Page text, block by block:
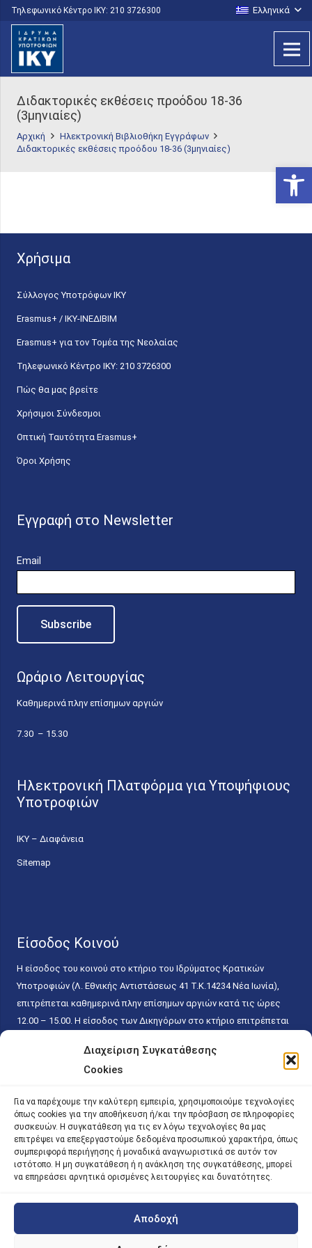
Διαχείριση Συγκατάθεσης
Cookies
Για να παρέχουμε την καλύτερη εμπειρία, χρησιμοποιούμε τεχνολογίες
όπως cookies για την αποθήκευση ή/και την πρόσβαση σε πληροφορίες
συσκευών. Η συγκατάθεση για τις εν λόγω τεχνολογίες θα μας
επιτρέψει να επεξεργαστούμε δεδομένα προσωπικού χαρακτήρα, όπως
συμπεριφορά περιήγησης ή μοναδικά αναγνωριστικά σε αυτόν τον
ιστότοπο. Η μη συγκατάθεση ή η ανάκληση της συγκατάθεσης, μπορεί
να επηρεάσει αρνητικά ορισμένες λειτουργίες και δυνατότητες.
Αποδοχή
Τηλεφωνικό Κέντρο IKY: 210 3726300 Ελληνικά
Διδακτορικές εκθέσεις προόδου 18-36
(3μηνιαίες)
Αρχική
Ηλεκτρονική Βιβλιοθήκη Εγγράφων
Διδακτορικές εκθέσεις προόδου 18-36 (3μηνιαίες)
Χρήσιμα
Σύλλογος Υποτρόφων ΙΚΥ
Erasmus+ / ΙΚΥ-ΙΝΕΔΙΒΙΜ
Erasmus+ για τον Τομέα της Νεολαίας
Τηλεφωνικό Κέντρο IKY: 210 3726300
Πώς θα μας βρείτε
Χρήσιμοι Σύνδεσμοι
Οπτική Ταυτότητα Erasmus+
Όροι Χρήσης
Εγγραφή στο Newsletter
Email
Ωράριο Λειτουργίας
Καθημερινά πλην επίσημων αργιών
7.30 – 15.30
Ηλεκτρονική Πλατφόρμα για Υποψήφιους
Υποτροφιών
ΙΚΥ – Διαφάνεια
Sitemap
Είσοδος Κοινού
Η είσοδος του κοινού στο κτήριο του Ιδρύματος Κρατικών
Υποτροφιών (Λ. Εθνικής Αντιστάσεως 41 T.K.14234 Νέα Ιωνία),
επιτρέπεται καθημερινά πλην επίσημων αργιών κατά τις ώρες
12.00 – 15.00. Η είσοδος των Δικηγόρων στο κτήριο επιτρέπεται
κάθε εργάσιμη ημέρα και ώρα χωρίς κανέναν χρονικό ή άλλο
περιορισμό. Η είσοδος του κοινού ειδικά στο γραφείο του
15.00. Η εξυπηρέτηση του κοινού πραγματοποιείται βάσει των
παγίων ισχυουσών διατάξεων. Για την αποφυγή συνωστισμού
εντός του εσωτερικού χώρου εξυπηρέτησης και αναμονής του
κοινού, η εξυπηρέτησή του δύναται να πραγματοποιείται κατόπιν
προγραμματισμένου ραντεβού.
| iky.gr | All Rights Reserved
Designed and Developed by ACM Digital